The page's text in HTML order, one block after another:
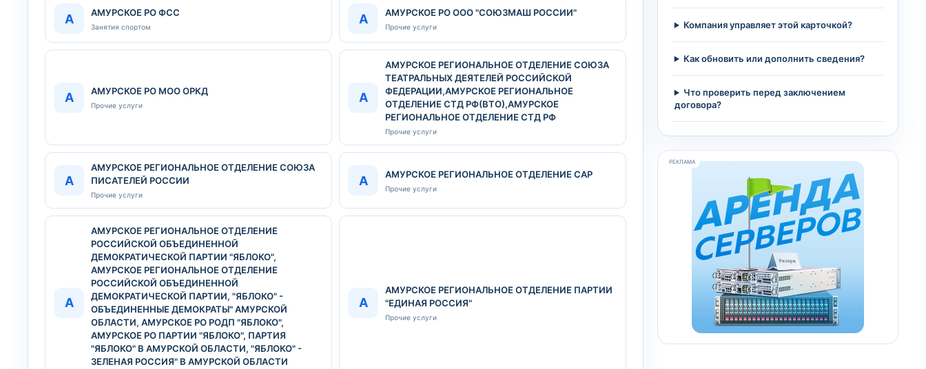
А АМУРСКОЕ РО ФСС
Занятия спортом
А АМУРСКОЕ РО ООО "СОЮЗМАШ РОССИИ"
Прочие услуги
А АМУРСКОЕ РО МОО ОРКД
Прочие услуги
А
АМУРСКОЕ РЕГИОНАЛЬНОЕ ОТДЕЛЕНИЕ СОЮЗА
ТЕАТРАЛЬНЫХ ДЕЯТЕЛЕЙ РОССИЙСКОЙ
ФЕДЕРАЦИИ,АМУРСКОЕ РЕГИОНАЛЬНОЕ
ОТДЕЛЕНИЕ СТД РФ(ВТО),АМУРСКОЕ
РЕГИОНАЛЬНОЕ ОТДЕЛЕНИЕ СТД РФ
Прочие услуги
А
АМУРСКОЕ РЕГИОНАЛЬНОЕ ОТДЕЛЕНИЕ СОЮЗА
ПИСАТЕЛЕЙ РОССИИ
Прочие услуги
А АМУРСКОЕ РЕГИОНАЛЬНОЕ ОТДЕЛЕНИЕ САР
Прочие услуги
А
АМУРСКОЕ РЕГИОНАЛЬНОЕ ОТДЕЛЕНИЕ
РОССИЙСКОЙ ОБЪЕДИНЕННОЙ
ДЕМОКРАТИЧЕСКОЙ ПАРТИИ "ЯБЛОКО",
АМУРСКОЕ РЕГИОНАЛЬНОЕ ОТДЕЛЕНИЕ
РОССИЙСКОЙ ОБЪЕДИНЕННОЙ
ДЕМОКРАТИЧЕСКОЙ ПАРТИИ, "ЯБЛОКО" -
ОБЪЕДИНЕННЫЕ ДЕМОКРАТЫ" АМУРСКОЙ
ОБЛАСТИ, АМУРСКОЕ РО РОДП "ЯБЛОКО",
АМУРСКОЕ РО ПАРТИИ "ЯБЛОКО", ПАРТИЯ
"ЯБЛОКО" В АМУРСКОЙ ОБЛАСТИ, "ЯБЛОКО" -
ЗЕЛЕНАЯ РОССИЯ" В АМУРСКОЙ ОБЛАСТИ
А
АМУРСКОЕ РЕГИОНАЛЬНОЕ ОТДЕЛЕНИЕ ПАРТИИ
"ЕДИНАЯ РОССИЯ"
Прочие услуги
Компания управляет этой карточкой?
Как обновить или дополнить сведения?
Что проверить перед заключением
договора?
РЕКЛАМА